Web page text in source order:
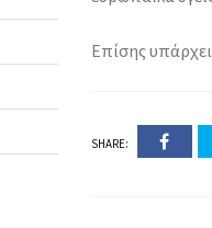
Επίσης
SHARE: